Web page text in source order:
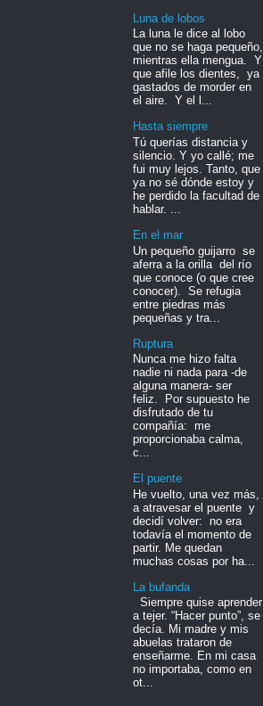
Luna de lobos
La luna le dice al lobo
que no se haga pequeño,
mientras ella mengua. Y
que afile los dientes, ya
gastados de morder en
el aire. Y el l...
Hasta siempre
Tú querías distancia y
silencio. Y yo callé; me
fui muy lejos. Tanto, que
ya no sé dónde estoy y
he perdido la facultad de
hablar. ...
En el mar
Un pequeño guijarro se
aferra a la orilla del río
que conoce (o que cree
conocer). Se refugia
entre piedras más
pequeñas y tra...
Ruptura
Nunca me hizo falta
nadie ni nada para -de
alguna manera- ser
feliz. Por supuesto he
disfrutado de tu
compañía: me
proporcionaba calma,
c...
El puente
He vuelto, una vez más,
a atravesar el puente y
decidí volver: no era
todavía el momento de
partir. Me quedan
muchas cosas por ha...
La bufanda
Siempre quise aprender
a tejer. “Hacer punto”, se
decía. Mi madre y mis
abuelas trataron de
enseñarme. En mi casa
no importaba, como en
ot...